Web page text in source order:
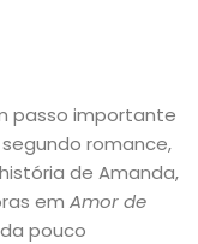
passo importante
romance,
de Amanda,
emAmor de
pouco